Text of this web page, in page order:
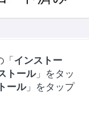
「インストー
トール」をタッ
ール」をタップ